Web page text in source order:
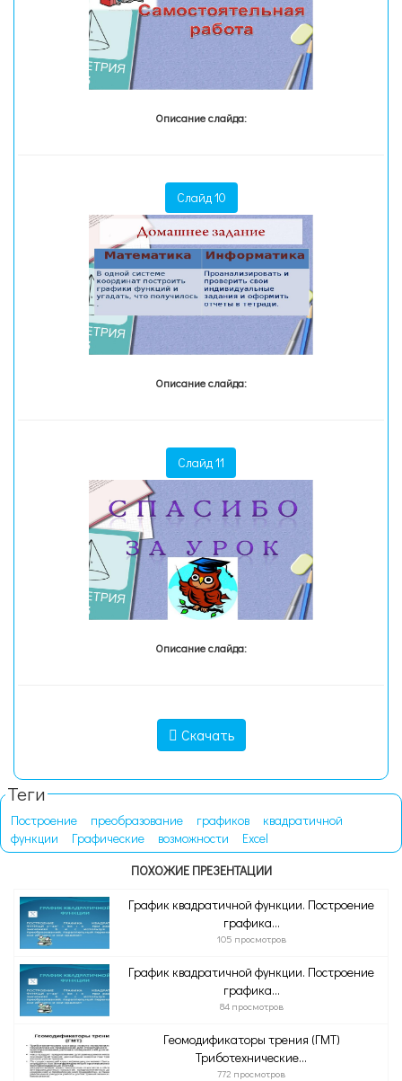
Описание слайда:
Слайд 10
Описание слайда:
Слайд 11
Описание слайда:
Скачать
Теги
Построение преобразование графиков
квадратичной
функции
Графические возможности
Excel
ПОХОЖИЕ ПРЕЗЕНТАЦИИ
График квадратичной функции. Построение
графика...
105 просмотров
График квадратичной функции. Построение
графика...
84 просмотров
Геомодификаторы трения (ГМТ)
Триботехнические...
772 просмотров